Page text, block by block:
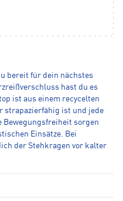
bereit für dein nächstes
hast du es
ist aus einem recycelten
strapazierfähig ist und jede
Bewegungsfreiheit sorgen
Einsätze. Bei
der Stehkragen vor kalter